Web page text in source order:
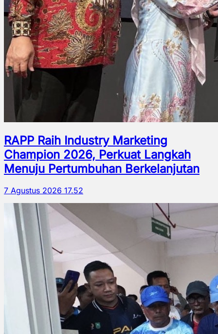
RAPP Raih Industry Marketing
Champion 2026, Perkuat Langkah
Menuju Pertumbuhan Berkelanjutan
7 Agustus 2026 17.52